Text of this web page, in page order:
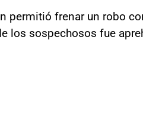
permitió frenar un robo
los sospechosos fue